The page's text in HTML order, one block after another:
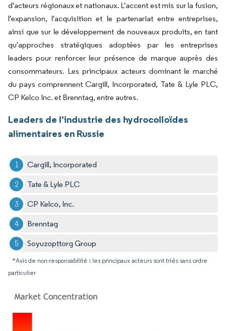
d'acteurs régionaux et nationaux. L'accent est mis sur la fusion,
l'expansion, l'acquisition et le partenariat entre entreprises,
ainsi que sur le développement de nouveaux produits, en tant
qu'approches stratégiques adoptées par les entreprises
leaders pour renforcer leur présence de marque auprès des
consommateurs. Les principaux acteurs dominant le marché
du pays comprennent Cargill, Incorporated, Tate & Lyle PLC,
CP Kelco Inc. et Brenntag, entre autres.
Leaders de l'industrie des hydrocolloïdes
alimentaires en Russie
Cargill, Incorporated
Tate & Lyle PLC
CP Kelco, Inc.
Brenntag
Soyuzopttorg Group
*Avis de non-responsabilité : les principaux acteurs sont triés sans ordre
particulier